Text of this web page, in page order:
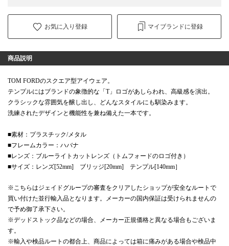
お気に入り登録 マイブランドに登録
商品説明
TOM FORDのスクエア型アイウェア。
テンプルにはブランドの象徴的な「T」ロゴがあしらわれ、高級感を演出。
クラシックな雰囲気を醸し出し、どんなスタイルにも馴染みます。
洗練されたデザインと機能性を兼ね備えた一本です。
■素材：プラスチック/メタル
■フレームカラー：ハバナ
■レンズ：ブルーライトカットレンズ（トムフォードのロゴ付き）
■サイズ：レンズ[52mm] ブリッジ[20mm] テンプル[140mm］
※こちらはジェイドグループの審査をクリアしたショップが安全なルートで
買い付けた並行輸入品となります。メーカーの国内保証は受けられませんの
で予め御了承下さい。
※デッドストック品などの場合、メーカー正規価格と異なる場合もございま
す。
※輸入や検品ルートの都合上、商品によっては箱に痛みがある場合や検品中